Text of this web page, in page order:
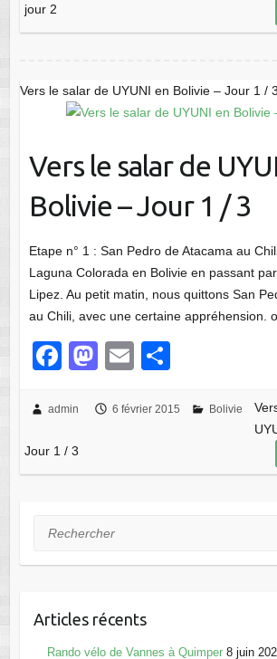
b
o
k
d
n
er
jour 2
Vers le salar de UYUNI en Bolivie – Jour 1 / 3
Vers le salar de
Bolivie – Jour 1 / 3
Etape n° 1 : San Pedro de Atacama au
Laguna Colorada en Bolivie en passant
Lipez. Au petit matin, nous quittons San
au Chili, avec une certaine appréhension.
F
c
e
b
o
k
M
st
d
n
E
ail ta
er
admin 6 février 2015 Bolivie
Jour 1 / 3
Rechercher
Articles récents
Rando vélo de Vannes à Quimper 8 juin